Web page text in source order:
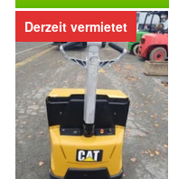
Derzeit vermietet